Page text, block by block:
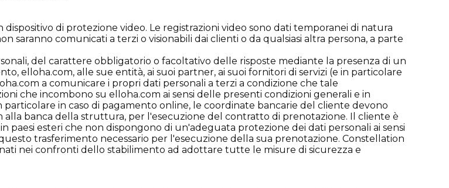
di protezione video. Le registrazioni video sono dati temporanei di natura
saranno comunicati a terzi o visionabili dai clienti o da qualsiasi altra persona, a parte
del carattere obbligatorio o facoltativo delle risposte mediante la presenza di un
elloha.com, alle sue entità, ai suoi partner, ai suoi fornitori di servizi (e in particolare
a comunicare i propri dati personali a terzi a condizione che tale
che incombono su elloha.com ai sensi delle presenti condizioni generali e in
in caso di pagamento online, le coordinate bancarie del cliente devono
alla banca della struttura, per l'esecuzione del contratto di prenotazione. Il cliente è
esteri che non dispongono di un'adeguata protezione dei dati personali ai sensi
trasferimento necessario per l'esecuzione della sua prenotazione. Constellation
nei confronti dello stabilimento ad adottare tutte le misure di sicurezza e